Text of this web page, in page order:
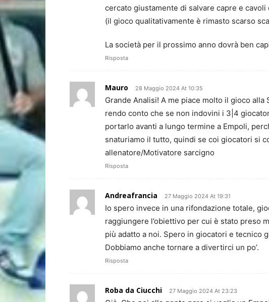
cercato giustamente di salvare capre e
(il gioco qualitativamente è rimasto scarso
La società per il prossimo anno dovrà ben
Risposta
Mauro 28 Maggio 2024 At 10:35
Grande Analisi! A me piace molto il gioco
rendo conto che se non indovini i 3|4
portarlo avanti a lungo termine a Empoli,
snaturiamo il tutto, quindi se coi giocatori si
allenatore/Motivatore sarcigno
Risposta
Andreafrancia 27 Maggio 2024 At 19:31
Io spero invece in una rifondazione totale,
raggiungere l’obiettivo per cui è stato preso
più adatto a noi. Spero in giocatori e tecnico
Dobbiamo anche tornare a divertirci un po’.
Risposta
Roba da Ciucchi 27 Maggio 2024 At 23:23